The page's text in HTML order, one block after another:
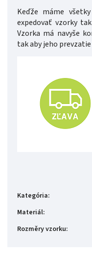
Keďže máme
expedovať vzorky
Vzorka má navyše
tak aby jeho
Kategória:
Materiál:
Rozměry vzorku: